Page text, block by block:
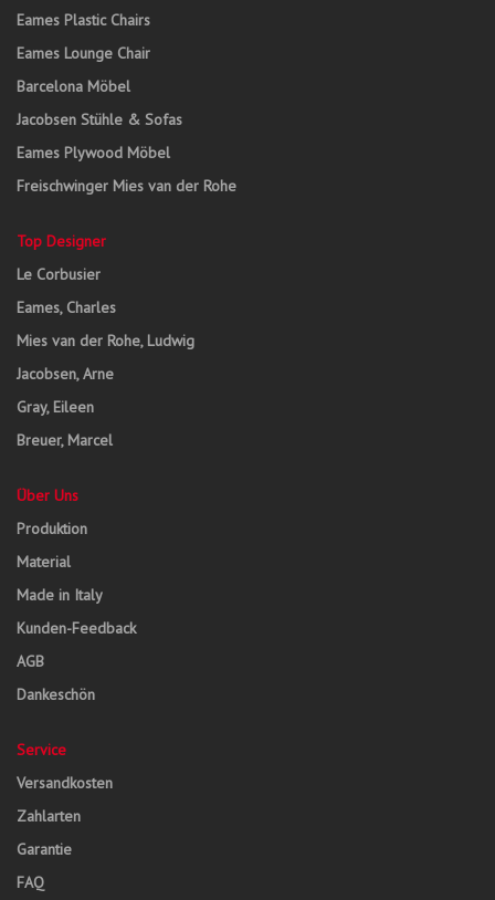
Eames Plastic Chairs
Eames Lounge Chair
Barcelona Möbel
Jacobsen Stühle & Sofas
Eames Plywood Möbel
Freischwinger Mies van der Rohe
Top Designer
Le Corbusier
Eames, Charles
Mies van der Rohe, Ludwig
Jacobsen, Arne
Gray, Eileen
Breuer, Marcel
Über Uns
Produktion
Material
Made in Italy
Kunden-Feedback
AGB
Dankeschön
Service
Versandkosten
Zahlarten
Garantie
FAQ